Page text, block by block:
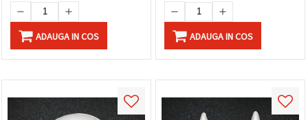
ADAUGA IN COS ADAUGA IN COS